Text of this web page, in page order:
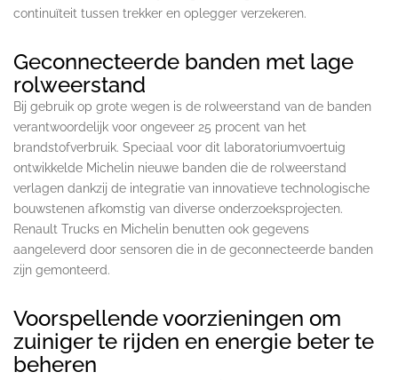
continuïteit tussen trekker en oplegger verzekeren.
Geconnecteerde banden met lage
rolweerstand
Bij gebruik op grote wegen is de rolweerstand van de banden
verantwoordelijk voor ongeveer 25 procent van het
brandstofverbruik. Speciaal voor dit laboratoriumvoertuig
ontwikkelde Michelin nieuwe banden die de rolweerstand
verlagen dankzij de integratie van innovatieve technologische
bouwstenen afkomstig van diverse onderzoeksprojecten.
Renault Trucks en Michelin benutten ook gegevens
aangeleverd door sensoren die in de geconnecteerde banden
zijn gemonteerd.
Voorspellende voorzieningen om
zuiniger te rijden en energie beter te
beheren